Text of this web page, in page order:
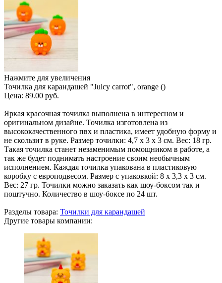
Нажмите для увеличения
Точилка для карандашей "Juicy carrot", orange ()
Цена: 89.00 руб.
Яркая красочная точилка выполнена в интересном и
оригинальном дизайне. Точилка изготовлена из
высококачественного пвх и пластика, имеет удобную форму и
не скользит в руке. Размер точилки: 4,7 х 3 х 3 см. Вес: 18 гр.
Такая точилка станет незаменимым помощником в работе, а
так же будет поднимать настроение своим необычным
исполнением. Каждая точилка упакована в пластиковую
коробку с европодвесом. Размер с упаковкой: 8 х 3,3 х 3 см.
Вес: 27 гр. Точилки можно заказать как шоу-боксом так и
поштучно. Количество в шоу-боксе по 24 шт.
Разделы товара: Точилки для карандашей
Другие товары компании: